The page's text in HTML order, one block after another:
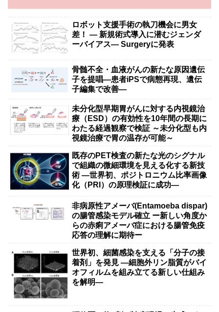
ロボット支援手術の執刀機会に男女
差！ — 新規術式導入に潜むジェンダ
ーバイアス— Surgeryに発表
骨髄不全・血液がんの新たな原因遺伝
子を提唱―患者iPSで病態再現、遺伝
子編集で改善―
未分化型早期胃がんに対する内視鏡治
療（ESD）の有効性を10年間の長期に
わたる経過観察で検証 ～未分化型も内
視鏡治療で胃の温存が可能～
既存のPET検査の新たな光のシグナル
で組織の微細環境を見える化する新技
術 ―世界初、ポジトロニウム比率画像
化（PRI）の原理検証に成功―
非病原性アメーバ(Entamoeba dispar)
の腸管感染モデル確立 ー新しい角度か
らの赤痢アメーバ症における腸管免疫
応答の理解に期待ー
世界初、細菌感染を支える「分子の接
着剤」を発見 ―細胞外リン脂質がバイ
オフィルムを組み立てる新しい仕組み
を解明―